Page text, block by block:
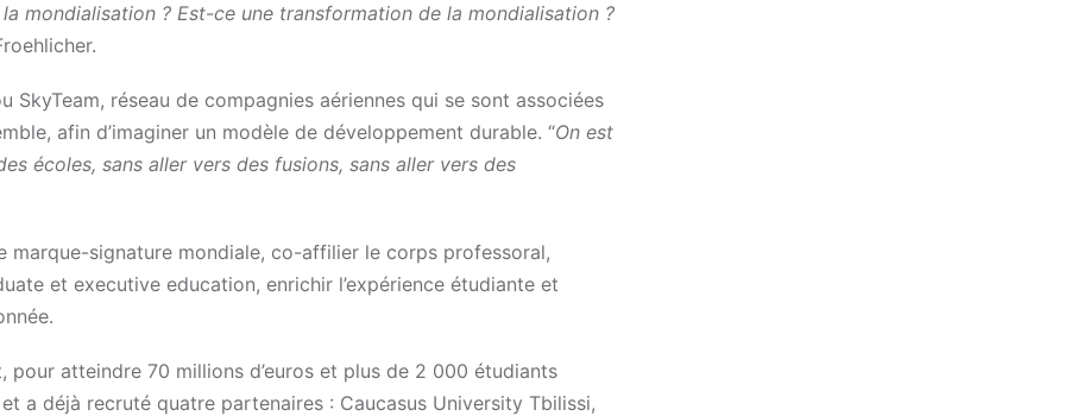
mondialisation ? Est-ce une transformation de la mondialisation ?
SkyTeam, réseau de compagnies aériennes qui se sont associées
afin d’imaginer un modèle de développement durable. “On est
écoles, sans aller vers des fusions, sans aller vers des
marque-signature mondiale, co-affilier le corps professoral,
et executive education, enrichir l’expérience étudiante et
pour atteindre 70 millions d’euros et plus de 2 000 étudiants
a déjà recruté quatre partenaires : Caucasus University Tbilissi,